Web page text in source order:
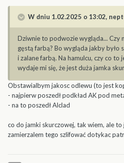
W dniu 1.02.2025 o 13:02,
Dziwnie to podwozie wygląda... Czy
gęstą farbą? Bo wygląda jakby było
i zalane farbą. Na hamulcu, czy co to
wydaje mi się, że jest duża jamka
Obstawialbym jakosc odlewu (to jest
- najpierw poszedł podkład AK pod
- na to poszedł Alclad
co do jamki skurczowej, tak wiem, ale
zamierzalem tego szlifować dotykac